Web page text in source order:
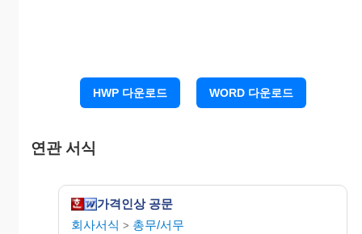
스럽기 그지없습니다만, 오는 ○○월 ○○일부로 출고
가격을 변경하지 않을 수 없게 되었으니 부디 혜량
부탁드립니다.
품으로 고객 여러분들께 보답해 드리도록 최선의
노력을 다하겠습니다. 아무쪼록 제반사정을 이해
하시고 협조해 주시기를 간곡하게 부탁드립니다.
HWP 다운로드 WORD 다운로드
연관 서식
가격인상 공문
회사서식 > 총무/서무